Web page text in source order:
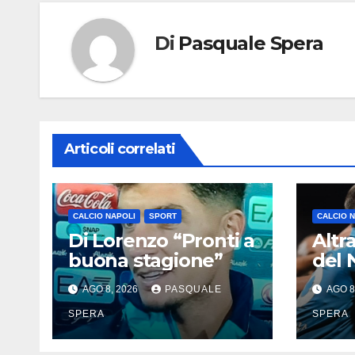
Di Pasquale Spera
Articoli correlati
CALCIO NAPOLI SPORT
Di Lorenzo “Pronti a
buona stagione”
AGO 8, 2026 PASQUALE
SPERA
CALCIO
del
AGO
SPERA